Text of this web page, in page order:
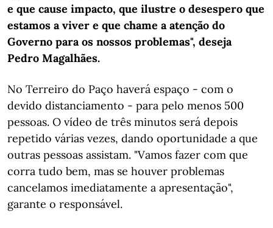
e que cause impacto, que ilustre o desespero que
estamos a viver e que chame a atenção do
Governo para os nossos problemas", deseja
Pedro Magalhães.
No Terreiro do Paço haverá espaço - com o
devido distanciamento - para pelo menos 500
pessoas. O vídeo de três minutos será depois
repetido várias vezes, dando oportunidade a que
outras pessoas assistam. "Vamos fazer com que
corra tudo bem, mas se houver problemas
cancelamos imediatamente a apresentação",
garante o responsável.